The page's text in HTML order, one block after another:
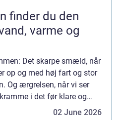
varme og
Det skarpe smæld, når
op og med høj fart og stor
Og ærgrelsen, når vi ser
i det før klare og
02 June 2026